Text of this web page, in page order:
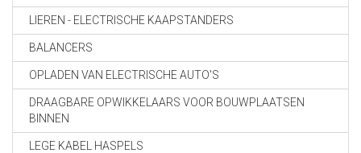
LIEREN - ELECTRISCHE KAAPSTANDERS
BALANCERS
OPLADEN VAN ELECTRISCHE AUTO'S
DRAAGBARE OPWIKKELAARS VOOR BOUWPLAATSEN
BINNEN
LEGE KABEL HASPELS